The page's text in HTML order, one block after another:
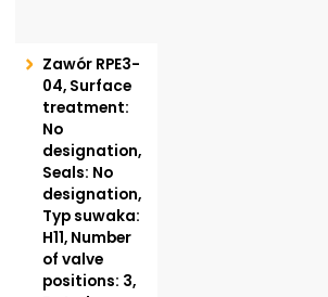
Zawór RPE3-
04, Surface
treatment:
No
designation,
Seals: No
designation,
Typ suwaka:
H11, Number
of valve
positions: 3,